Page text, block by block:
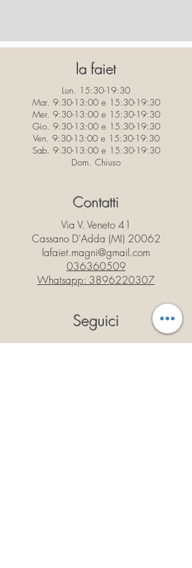
la faiet
Lun. 15:30-19:30
Mar. 9:30-13:00 e 15:30-19:30
Mer. 9:30-13:00 e 15:30-19:30
Gio. 9:30-13:00 e 15:30-19:30
Ven. 9:30-13:00 e 15:30-19:30
Sab. 9:30-13:00 e 15:30-19:30
Dom. Chiuso
Contatti
Via V. Veneto 41
Cassano D'Adda (MI) 20062
lafaiet.magni@gmail.com
036360509
Whatsapp: 3896220307
Seguici